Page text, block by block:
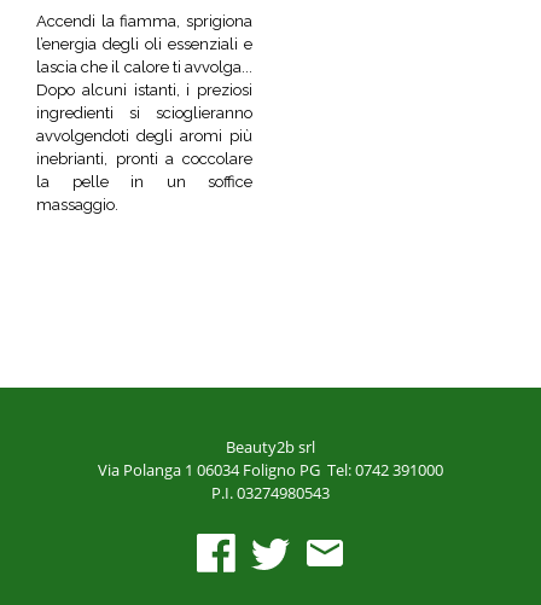
Accendi la fiamma, sprigiona
l’energia degli oli essenziali e
lascia che il calore ti avvolga...
Dopo alcuni istanti, i preziosi
ingredienti si scioglieranno
avvolgendoti degli aromi più
inebrianti, pronti a coccolare
la pelle in un soffice
massaggio.
Beauty2b srl
Via Polanga 1 06034 Foligno PG Tel: 0742 391000
P.I. 03274980543